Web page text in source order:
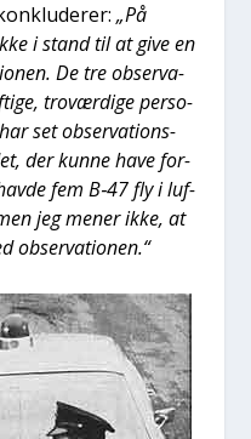
„På
i stand til at give en
De tre obser­va­
tro­vær­di­ge per­so­
set obser­va­tions­
der kun­ne have for­
fem B‑47 fly i luf­
jeg mener ikke, at
obser­va­tio­nen.“